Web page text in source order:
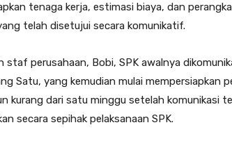
tenaga kerja, estimasi biaya, dan
telah disetujui secara komunikatif.
staf perusahaan, Bobi, SPK awalnya
Satu, yang kemudian mulai mempersiapkan
kurang dari satu minggu setelah komunikasi
secara sepihak pelaksanaan SPK.